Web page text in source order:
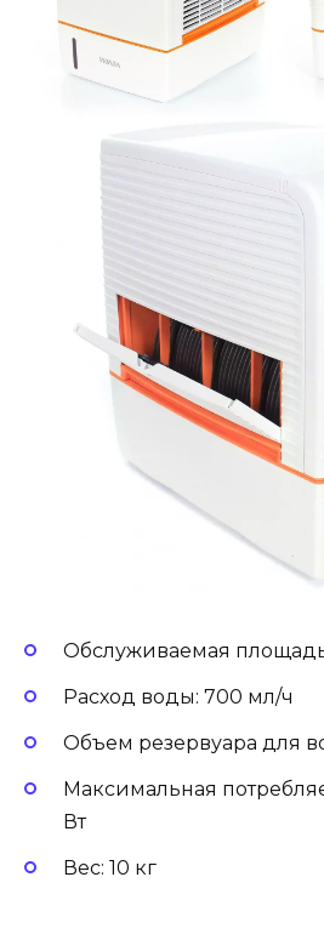
Обслуживаемая
Расход воды: 700 мл/ч
Объем резервуара для
Максимальная
Вт
Вес: 10 кг